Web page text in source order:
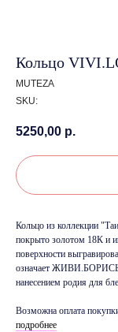
Кольцо
MUTEZA
SKU:
5250,00 р.
Кольцо из коллекции
покрыто золотом 18К и
поверхности
означает
нанесением родия для
Возможна оплата
подробнее